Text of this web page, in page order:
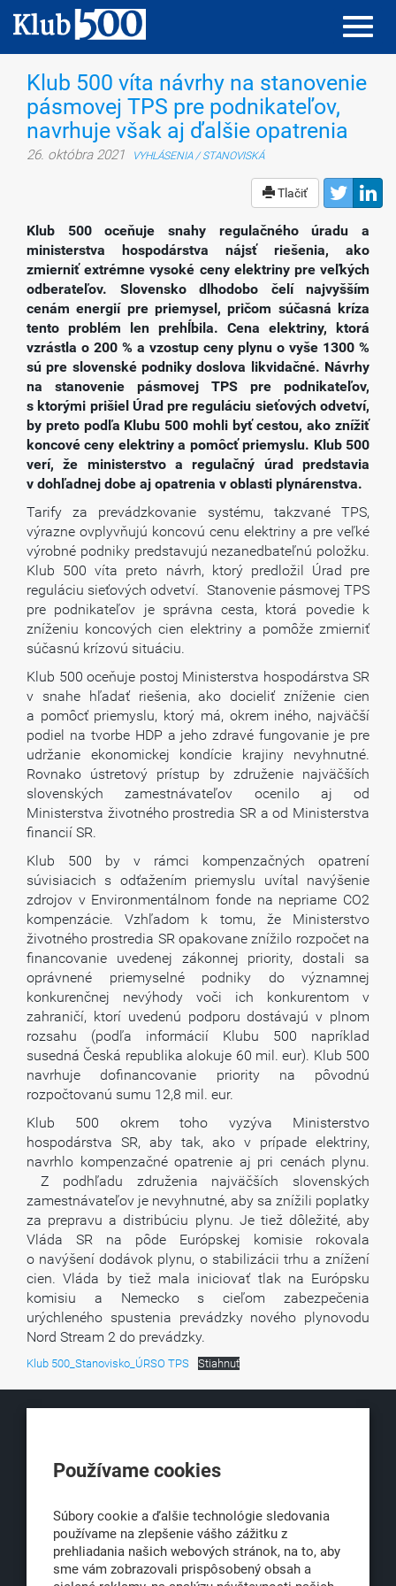
Klub 500 víta návrhy na stanovenie
pásmovej TPS pre podnikateľov,
navrhuje však aj ďalšie opatrenia
26. októbra 2021 VYHLÁSENIA / STANOVISKÁ
Tlačiť
Klub 500 oceňuje snahy regulačného úradu a
ministerstva hospodárstva nájsť riešenia, ako
zmierniť extrémne vysoké ceny elektriny pre veľkých
odberateľov. Slovensko dlhodobo čelí najvyšším
cenám energií pre priemysel, pričom súčasná kríza
tento problém len prehĺbila. Cena elektriny, ktorá
vzrástla o 200 % a vzostup ceny plynu o vyše 1300 %
sú pre slovenské podniky doslova likvidačné. Návrhy
na stanovenie pásmovej TPS pre podnikateľov,
s ktorými prišiel Úrad pre reguláciu sieťových odvetví,
by preto podľa Klubu 500 mohli byť cestou, ako znížiť
koncové ceny elektriny a pomôcť priemyslu. Klub 500
verí, že ministerstvo a regulačný úrad predstavia
v dohľadnej dobe aj opatrenia v oblasti plynárenstva.
Tarify za prevádzkovanie systému, takzvané TPS,
výrazne ovplyvňujú koncovú cenu elektriny a pre veľké
výrobné podniky predstavujú nezanedbateľnú položku.
Klub 500 víta preto návrh, ktorý predložil Úrad pre
reguláciu sieťových odvetví. Stanovenie pásmovej TPS
pre podnikateľov je správna cesta, ktorá povedie k
zníženiu koncových cien elektriny a pomôže zmierniť
súčasnú krízovú situáciu.
Klub 500 oceňuje postoj Ministerstva hospodárstva SR
v snahe hľadať riešenia, ako docieliť zníženie cien
a pomôcť priemyslu, ktorý má, okrem iného, najväčší
podiel na tvorbe HDP a jeho zdravé fungovanie je pre
udržanie ekonomickej kondície krajiny nevyhnutné.
Rovnako ústretový prístup by združenie najväčších
slovenských zamestnávateľov ocenilo aj od
Ministerstva životného prostredia SR a od Ministerstva
financií SR.
Klub 500 by v rámci kompenzačných opatrení
súvisiacich s odťažením priemyslu uvítal navýšenie
zdrojov v Environmentálnom fonde na nepriame CO2
kompenzácie. Vzhľadom k tomu, že Ministerstvo
životného prostredia SR opakovane znížilo rozpočet na
financovanie uvedenej zákonnej priority, dostali sa
oprávnené priemyselné podniky do významnej
konkurenčnej nevýhody voči ich konkurentom v
zahraničí, ktorí uvedenú podporu dostávajú v plnom
rozsahu (podľa informácií Klubu 500 napríklad
susedná Česká republika alokuje 60 mil. eur). Klub 500
navrhuje dofinancovanie priority na pôvodnú
rozpočtovanú sumu 12,8 mil. eur.
Klub 500 okrem toho vyzýva Ministerstvo
hospodárstva SR, aby tak, ako v prípade elektriny,
navrhlo kompenzačné opatrenie aj pri cenách plynu.
Z podhľadu združenia najväčších slovenských
zamestnávateľov je nevyhnutné, aby sa znížili poplatky
za prepravu a distribúciu plynu. Je tiež dôležité, aby
Vláda SR na pôde Európskej komisie rokovala
o navýšení dodávok plynu, o stabilizácii trhu a znížení
cien. Vláda by tiež mala iniciovať tlak na Európsku
komisiu a Nemecko s cieľom zabezpečenia
urýchleného spustenia prevádzky nového plynovodu
Nord Stream 2 do prevádzky.
Klub 500_Stanovisko_ÚRSO TPS Stiahnuť
Obchodná 6
office@klub500.sk
Používame cookies
Súbory cookie a ďalšie technológie sledovania
používame na zlepšenie vášho zážitku z
prehliadania našich webových stránok, na to, aby
sme vám zobrazovali prispôsobený obsah a